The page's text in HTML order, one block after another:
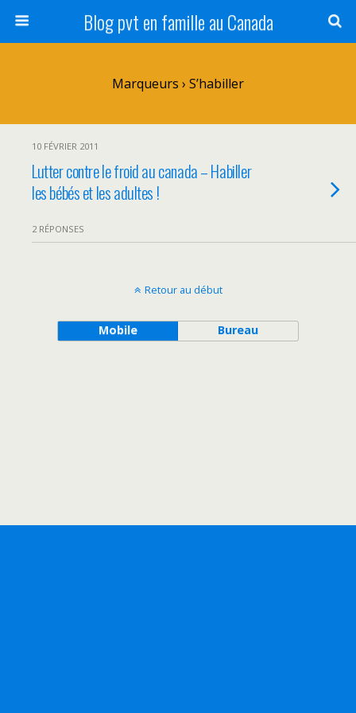
Blog pvt en famille au Canada
Marqueurs › S’habiller
10 FÉVRIER 2011
Lutter contre le froid au canada – Habiller
les bébés et les adultes !
2 RÉPONSES
Retour au début
Mobile Bureau